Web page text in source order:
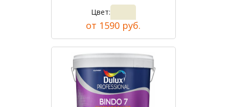
Цвет:
от 1590 руб.